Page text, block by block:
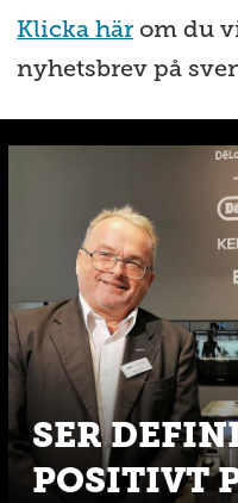
Klicka härom du
nyhetsbrev på
SER
POSITIVT